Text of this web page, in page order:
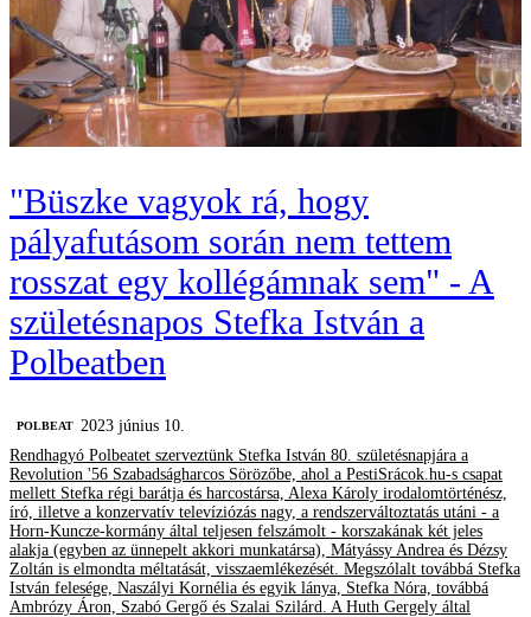
"Büszke vagyok rá, hogy
pályafutásom során nem tettem
rosszat egy kollégámnak sem" - A
születésnapos Stefka István a
Polbeatben
‎POLBEAT 2023 június 10.
Rendhagyó Polbeatet szerveztünk Stefka István 80. születésnapjára a
Revolution '56 Szabadságharcos Sörözőbe, ahol a PestiSrácok.hu-s csapat
mellett Stefka régi barátja és harcostársa, Alexa Károly irodalomtörténész,
író, illetve a konzervatív televíziózás nagy, a rendszerváltoztatás utáni - a
Horn-Kuncze-kormány által teljesen felszámolt - korszakának két jeles
alakja (egyben az ünnepelt akkori munkatársa), Mátyássy Andrea és Dézsy
Zoltán is elmondta méltatását, visszaemlékezését. Megszólalt továbbá Stefka
István felesége, Naszályi Kornélia és egyik lánya, Stefka Nóra, továbbá
Ambrózy Áron, Szabó Gergő és Szalai Szilárd. A Huth Gergely által